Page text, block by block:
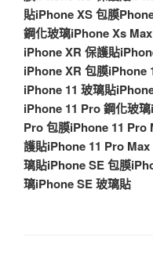
貼iPhone XS 包膜
鋼化玻璃iPhone Xs
iPhone XR 保護貼
iPhone XR 包膜iPhone
iPhone 11 玻璃貼
iPhone 11 Pro 鋼化玻璃
Pro 包膜iPhone 11 Pro
護貼iPhone 11 Pro
璃貼iPhone SE 包膜
璃iPhone SE 玻璃貼